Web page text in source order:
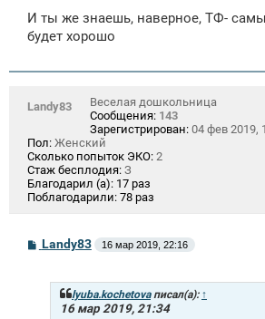
б
щ
е
и
И ты же знаешь, наверное, ТФ-
будет хорошо
Landy83
Веселая дошкольница
Сообщения: 143
Зарегистрирован: 04 фев 2019,
Пол: Женский
Сколько попыток ЭКО: 2
Стаж бесплодия: З
Благодарил (а): 17 раз
Поблагодарили: 78 раз
СLandy83 16 мар 2019, 22:16
lyuba.kochetovaписал(а): ↑
16 мар 2019, 21:34